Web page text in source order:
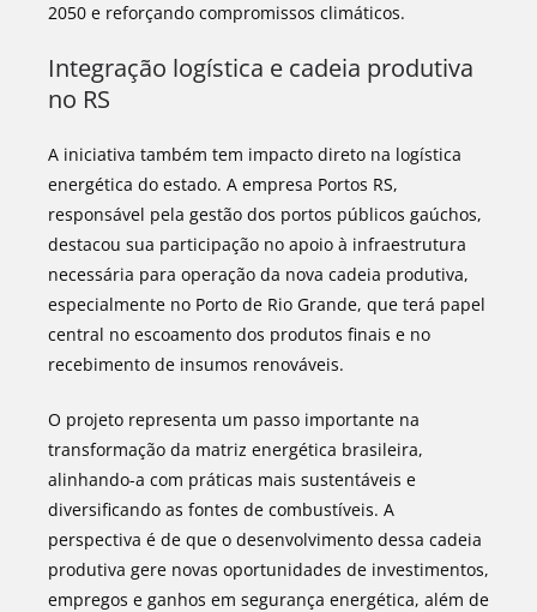
2050 e reforçando compromissos climáticos.
Integração logística e cadeia produtiva
no RS
A iniciativa também tem impacto direto na logística
energética do estado. A empresa Portos RS,
responsável pela gestão dos portos públicos gaúchos,
destacou sua participação no apoio à infraestrutura
necessária para operação da nova cadeia produtiva,
especialmente no Porto de Rio Grande, que terá papel
central no escoamento dos produtos finais e no
recebimento de insumos renováveis.
O projeto representa um passo importante na
transformação da matriz energética brasileira,
alinhando-a com práticas mais sustentáveis e
diversificando as fontes de combustíveis. A
perspectiva é de que o desenvolvimento dessa cadeia
produtiva gere novas oportunidades de investimentos,
empregos e ganhos em segurança energética, além de